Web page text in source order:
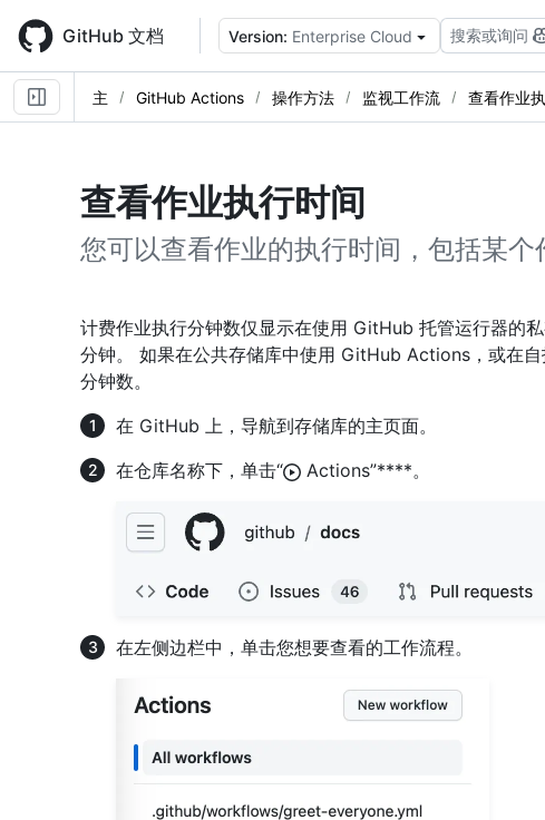
main
content
GitHub 文档 Version: Enterprise Cloud 搜索或询问
主 GitHub Actions 操作方法 监视工作流 查看作业
查看作业执行时间
您可以查看作业的执行时间，包括某个
计费作业执行分钟数仅显示在使用 GitHub 托管运行器的
分钟。 如果在公共存储库中使用 GitHub Actions，或在
分钟数。
在 GitHub 上，导航到存储库的主页面。
在仓库名称下，单击“
Actions”****。
在左侧边栏中，单击您想要查看的工作流程。